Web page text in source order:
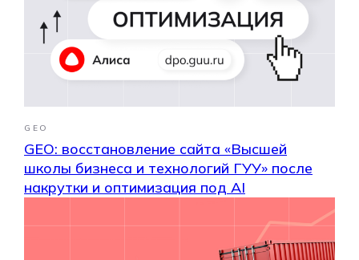
GEO
GEO: восстановление сайта «Высшей
школы бизнеса и технологий ГУУ» после
накрутки и оптимизация под AI